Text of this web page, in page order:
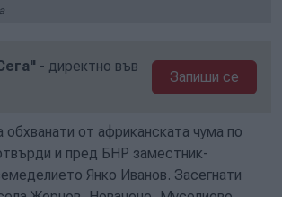
- директно във
Запиши се
обхванати от африканската чума по
и пред БНР заместник-
Янко Иванов. Засегнати